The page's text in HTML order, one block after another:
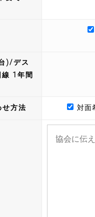
)/デス
1年間
せ方法 対面